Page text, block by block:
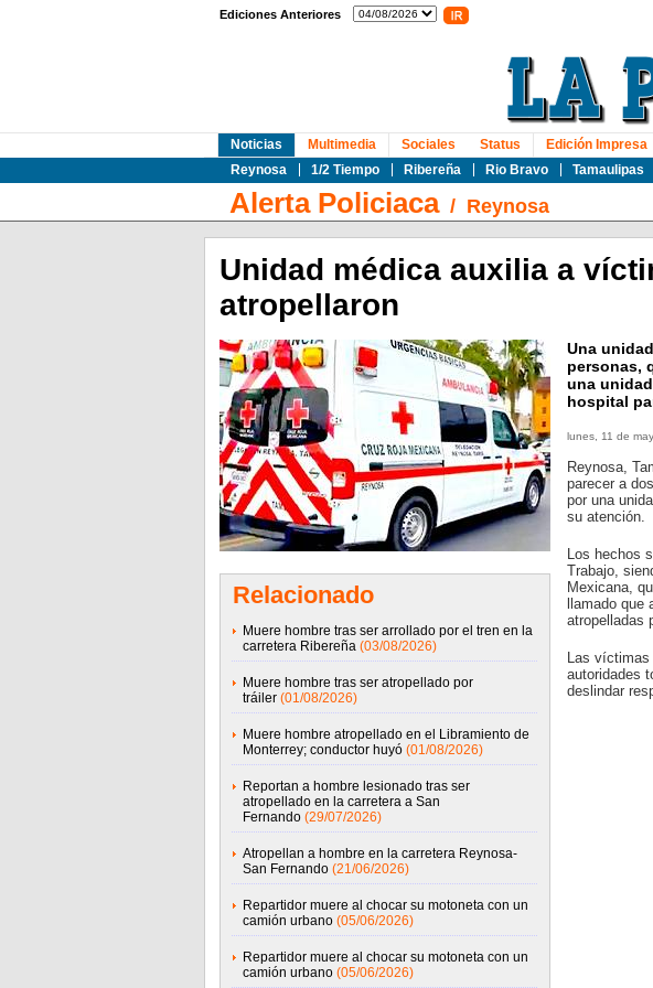
Ediciones Anteriores
Noticias
Reynosa
1/2 Tiempo Ribereña Rio Bravo Tamaulipas
Multimedia Sociales Status Edición Impresa
Alerta Policiaca/ Reynosa
Unidad médica auxilia a
atropellaron
Relacionado
Muere hombre tras ser arrollado por el tren en la
carretera Ribereña (03/08/2026)
Muere hombre tras ser atropellado por
tráiler (01/08/2026)
Muere hombre atropellado en el Libramiento de
Monterrey; conductor huyó (01/08/2026)
Reportan a hombre lesionado tras ser
atropellado en la carretera a San
Fernando (29/07/2026)
Atropellan a hombre en la carretera Reynosa-
San Fernando (21/06/2026)
Repartidor muere al chocar su motoneta con un
camión urbano (05/06/2026)
Repartidor muere al chocar su motoneta con un
camión urbano (05/06/2026)
Una
personas,
una
hospital
lunes, 11 de
Reynosa,
parecer a
por una
su atención.
Los hechos
Trabajo,
Mexicana,
llamado
atropelladas
Las
autoridades
deslindar